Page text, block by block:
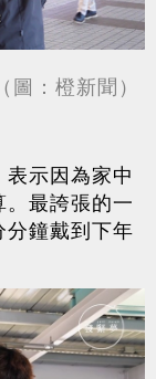
：橙新聞）
示因為家中
最誇張的一
鐘戴到下年